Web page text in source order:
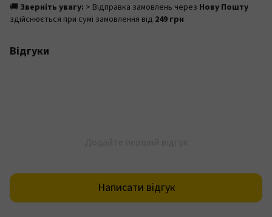
🚚 Зверніть увагу: > Відправка замовлень через Нову Пошту
здійснюється при сумі замовлення від 249 грн
Відгуки
Написати відгук